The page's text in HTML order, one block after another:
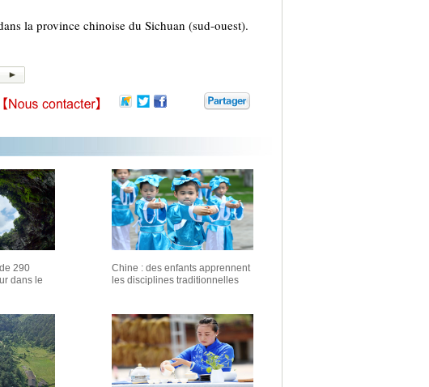
la province chinoise du Sichuan (sud-ouest).
290
dans le
Chine : des enfants apprennent
les disciplines traditionnelles